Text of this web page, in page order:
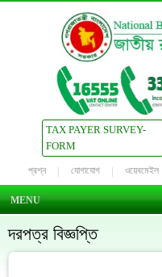
TAX PAYER SURVEY-
FORM
প্রশ্ন যোগাযোগ ওয়েবমেইল
MENU
দরপত্র বিজ্ঞপ্তি